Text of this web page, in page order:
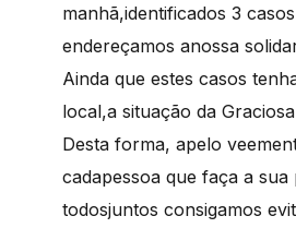
manhã,identificados 3
endereçamos anossa
Ainda que estes casos
local,a situação da
Desta forma, apelo
cadapessoa que faça a
todosjuntos consigamos